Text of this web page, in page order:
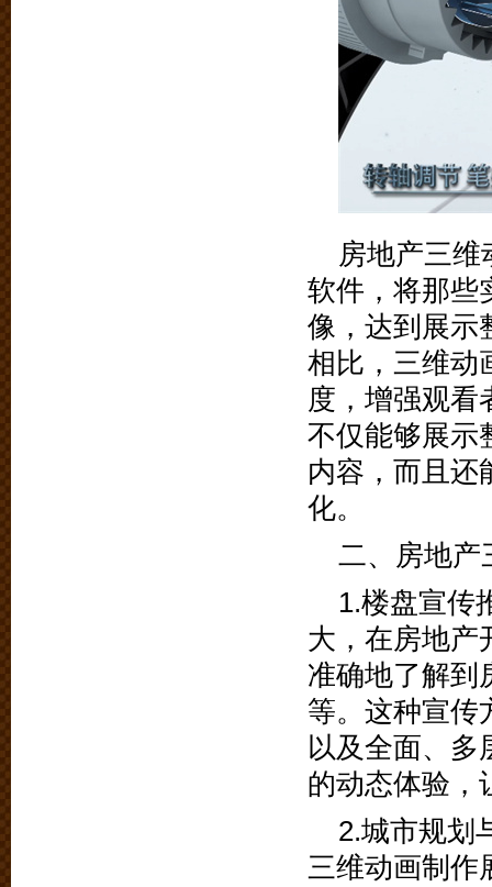
房地产三
软件，将那些
像，达到展示
相比，三维动
度，增强观看
不仅能够展示
内容，而且还
化。
二、房地产
1.楼盘宣传
大，在房地产
准确地了解到
等。这种宣传
以及全面、多
的动态体验，
2.城市规划
三维动画制作